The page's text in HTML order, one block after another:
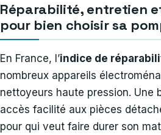
Réparabilité, entretien
pour bien choisir sa
En France, l’indice de
nombreux appareils
nettoyeurs haute pression. Une
accès facilité aux pièces
pour qui veut faire durer son